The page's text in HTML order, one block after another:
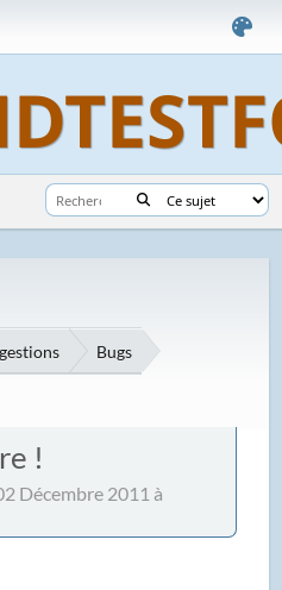
Bugs
!
Décembre 2011 à